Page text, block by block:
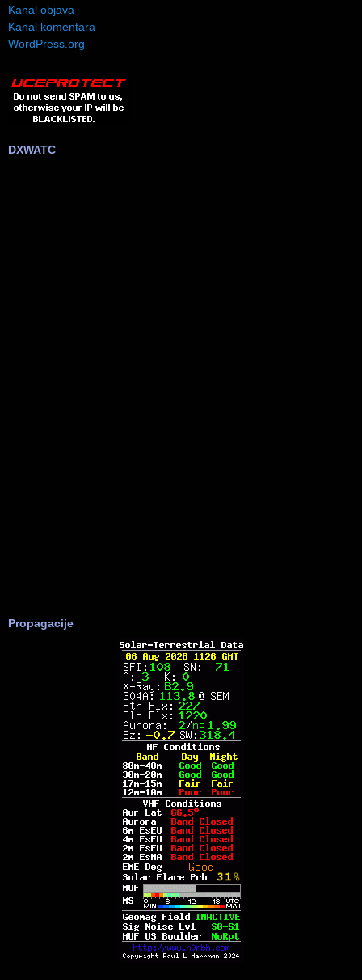
Kanal objava
Kanal komentara
WordPress.org
DXWATC
Propagacije